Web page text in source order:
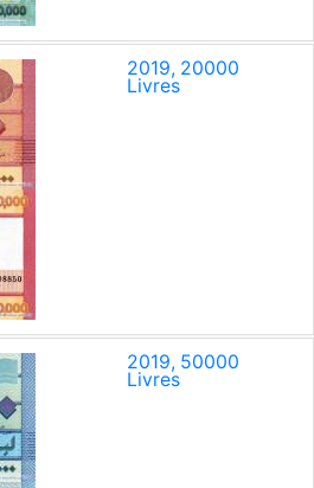
2019, 20000
Livres
2019, 50000
Livres